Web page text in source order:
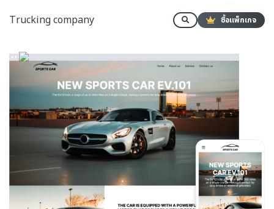
Trucking company ซื้อแพ็กเกจ